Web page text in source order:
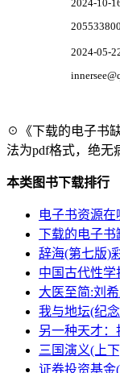
2024-10-
2024-05-
☉《下载的电子书
法为pdf格式，绝无
本类图书下载排行
电子书资源
下载的电子书
辞海(第七版)
中国古代性学
大医至简:刘
我与地坛(纪
另一种天才
三国演义(上
证券投资基金